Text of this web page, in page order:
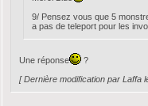
9/ Pensez vous que 5
a pas de teleport pour les
Une réponse
?
[ Dernière modification par Laffa